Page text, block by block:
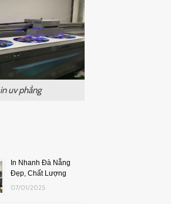
in uv phẳng
In Nhanh Đà Nẵng
Đẹp, Chất Lượng
07/01/2025